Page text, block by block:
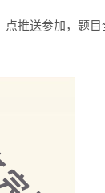
推送参加，题